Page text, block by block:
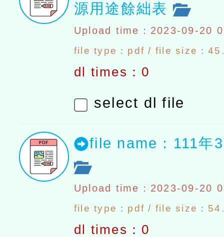
源用途餘絀表
Upload time：2023-09-20
file type：pdf / file size：
dl times：0
select dl file
file name：111年
Upload time：2023-09-20
file type：pdf / file size：
dl times：0